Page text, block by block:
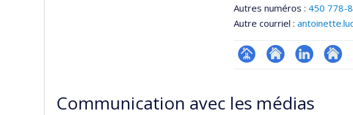
Autres numéros : 450 778-
Autre courriel :
Page
(faculté,département,école)
Site
de
LinkedInAutre
Communication avec les médias